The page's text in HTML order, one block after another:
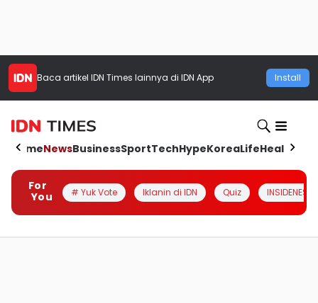
Baca artikel IDN Times lainnya di IDN App Install
HomeNewsBusinessSportTechHypeKoreaLifeHealth
For
You
# Yuk Vote Iklanin di IDN Quiz INSIDENESIA